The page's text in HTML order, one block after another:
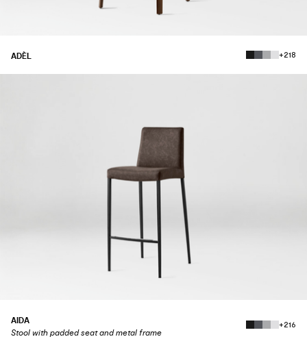
ADÈL +218
AIDA
Stool with padded seat and metal frame
+216